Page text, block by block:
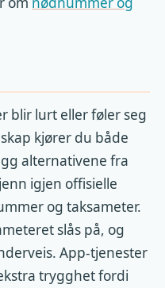
blir lurt eller føler seg
kjører du både
alternativene fra
igjen offisielle
og taksameter.
slås på, og
App-tjenester
trygghet fordi